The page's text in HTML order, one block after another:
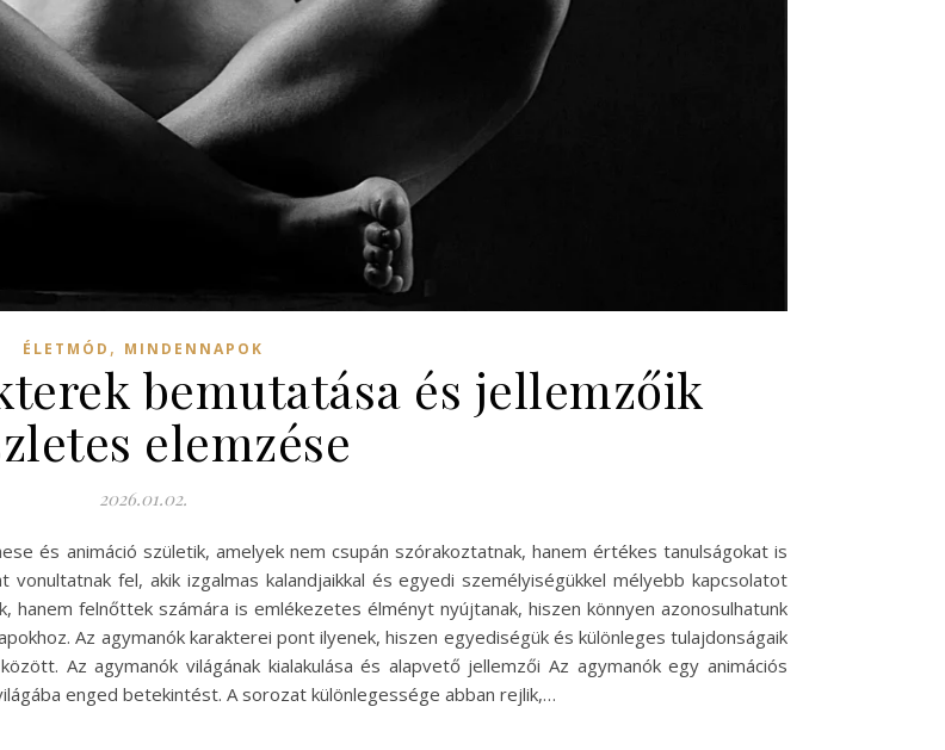
ÉLETMÓD , MINDENNAPOK
bemutatása és jellemzőik
elemzése
2026.01.02.
és animáció születik, amelyek nem csupán szórakoztatnak, hanem értékes tanulságokat is
fel, akik izgalmas kalandjaikkal és egyedi személyiségükkel mélyebb kapcsolatot
hanem felnőttek számára is emlékezetes élményt nyújtanak, hiszen könnyen azonosulhatunk
Az agymanók karakterei pont ilyenek, hiszen egyediségük és különleges tulajdonságaik
Az agymanók világának kialakulása és alapvető jellemzői Az agymanók egy animációs
enged betekintést. A sorozat különlegessége abban rejlik,…